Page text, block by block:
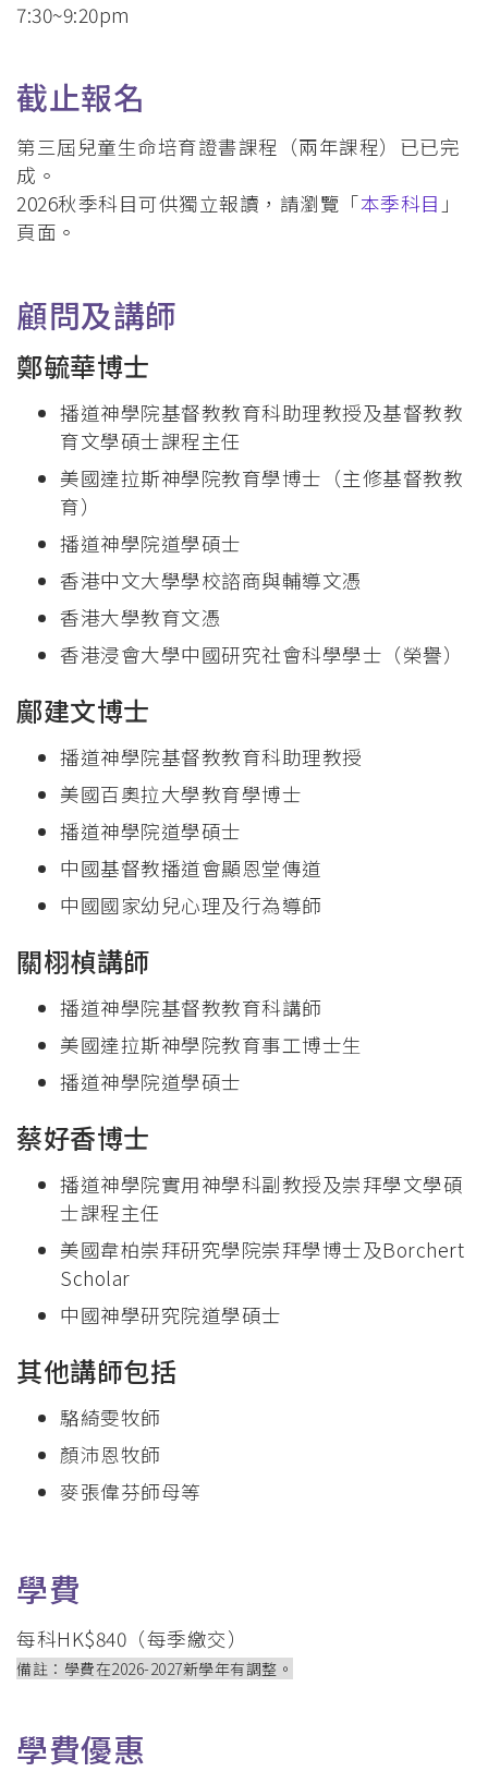
7:30~9:20pm
截止報名
第三屆兒童生命培育證書課程（兩年課程）已已完
成。
2026秋季科目可供獨立報讀，請瀏覽「本季科目 」
頁面。
顧問及講師
鄭毓華博士
播道神學院基督教教育科助理教授及基督教教
育文學碩士課程主任
美國達拉斯神學院教育學博士（主修基督教教
育）
播道神學院道學碩士
香港中文大學學校諮商與輔導文憑
香港大學教育文憑
香港浸會大學中國研究社會科學學士（榮譽）
鄺建文博士
播道神學院基督教教育科助理教授
美國百奧拉大學教育學博士
播道神學院道學碩士
中國基督教播道會顯恩堂傳道
中國國家幼兒心理及行為導師
關栩楨講師
播道神學院基督教教育科講師
美國達拉斯神學院教育事工博士生
播道神學院道學碩士
蔡好香博士
播道神學院實用神學科副教授及崇拜學文學碩
士課程主任
美國韋柏崇拜研究學院崇拜學博士及Borchert
Scholar
中國神學研究院道學碩士
其他講師包括
駱綺雯牧師
顏沛恩牧師
麥張偉芬師母等
學費
每科HK$840（每季繳交）
備註：學費在2026-2027新學年有調整。
學費優惠